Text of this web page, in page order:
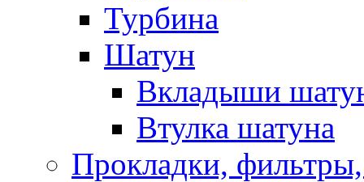
Турбина
Шатун
Вкладыши
Втулка шатуна
Прокладки,